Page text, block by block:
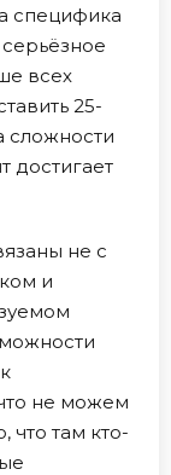
специфика
всех
25-
сложности
достигает
не с
и
не можем
что там кто-